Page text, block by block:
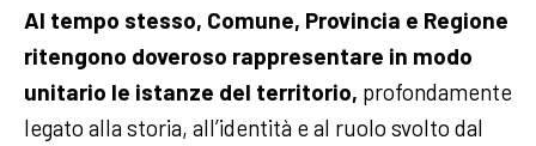
Al tempo stesso, Comune, Provincia e Regione
ritengono doveroso rappresentare in modo
unitario le istanze del territorio, profondamente
legato alla storia, all’identità e al ruolo svolto dal